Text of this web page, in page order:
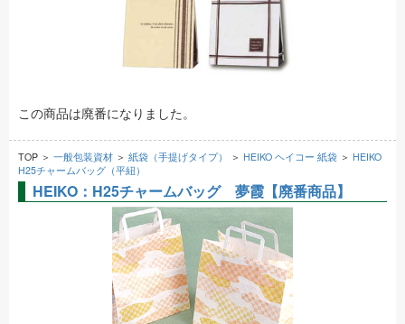
この商品は廃番になりました。
TOP ＞ 一般包装資材 ＞ 紙袋（手提げタイプ） ＞ HEIKO ヘイコー 紙袋 ＞ HEIKO
H25チャームバッグ（平紐）
HEIKO：H25チャームバッグ 夢霞【廃番商品】